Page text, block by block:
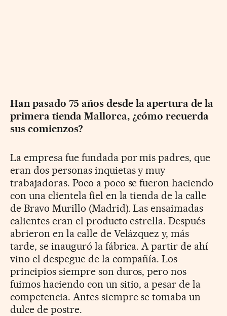
Han pasado 75 años desde la apertura de la
primera tienda Mallorca, ¿cómo recuerda
sus comienzos?
La empresa fue fundada por mis padres, que
eran dos personas inquietas y muy
trabajadoras. Poco a poco se fueron haciendo
con una clientela fiel en la tienda de la calle
de Bravo Murillo (Madrid). Las ensaimadas
calientes eran el producto estrella. Después
abrieron en la calle de Velázquez y, más
tarde, se inauguró la fábrica. A partir de ahí
vino el despegue de la compañía. Los
principios siempre son duros, pero nos
fuimos haciendo con un sitio, a pesar de la
competencia. Antes siempre se tomaba un
dulce de postre.